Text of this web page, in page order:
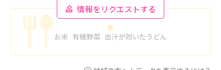
情報をリクエストする
食
お米 有機野菜 出汁が効いたうどん